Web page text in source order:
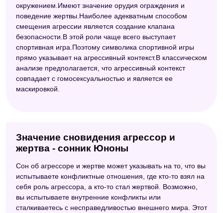
окружением.Имеют значение орудия ограждения и
поведение жертвы.Наиболее адекватным способом
смещения агрессии является создание клапана
безопасности.В этой роли чаще всего выступает
спортивная игра.Поэтому символика спортивной игры
прямо указывает на агрессивный контекст.В классическом
анализе предполагается, что агрессивный контекст
совпадает с гомосексуальностью и является ее
маскировкой.
Значение сновидения агрессор и
жертва - сонник Юноны
Сон об агрессоре и жертве может указывать на то, что вы
испытываете конфликтные отношения, где кто-то взял на
себя роль агрессора, а кто-то стал жертвой. Возможно,
вы испытываете внутренние конфликты или
сталкиваетесь с несправедливостью внешнего мира. Этот